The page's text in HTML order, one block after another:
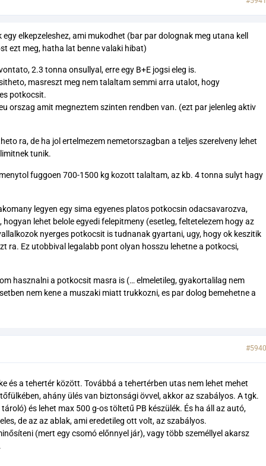
elkepzeleshez, ami mukodhet (bar par dolognak meg utana kell
ezt meg, hatha lat benne valaki hibat)
2.3 tonna onsullyal, erre egy B+E jogsi eleg is.
masreszt meg nem talaltam semmi arra utalot, hogy
potkocsit.
orszag amit megneztem szinten rendben van. (ezt par jelenleg aktiv
ra, de ha jol ertelmezem nemetorszagban a teljes szerelveny lehet
tunik.
fuggoen 700-1500 kg kozott talaltam, az kb. 4 tonna sulyt hagy
legyen egy sima egyenes platos potkocsin odacsavarozva,
lehet belole egyedi felepitmeny (esetleg, feltetelezem hogy az
nyerges potkocsit is tudnanak gyartani, ugy, hogy ok keszitik
ra. Ez utobbival legalabb pont olyan hosszu lehetne a potkocsi,
hasznalni a potkocsit masra is (… elmeletileg, gyakortalilag nem
nem kene a muszaki miatt trukkozni, es par dolog bemehetne a
és a tehertér között. Továbbá a tehertérben utas nem lehet mehet
ahány ülés van biztonsági övvel, akkor az szabályos. A tgk.
és lehet max 500 g-os töltetű PB készülék. És ha áll az autó,
de az az ablak, ami eredetileg ott volt, az szabályos.
(mert egy csomó előnnyel jár), vagy több személlyel akarsz